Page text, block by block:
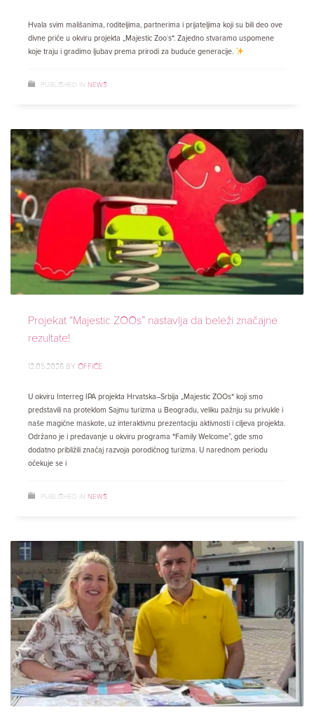
Hvala svim mališanima, roditeljima, partnerima i prijateljima koji su bili deo ove
divne priče u okviru projekta „Majestic Zoo`s“. Zajedno stvaramo uspomene
koje traju i gradimo ljubav prema prirodi za buduće generacije.
PUBLISHED IN NEWS
Projekat “Majestic ZOOs” nastavlja da beleži značajne
rezultate!
12.05.2026 BY OFFICE
U okviru Interreg IPA projekta Hrvatska–Srbija „Majestic ZOOs“ koji smo
predstavili na proteklom Sajmu turizma u Beogradu, veliku pažnju su privukle i
naše magične maskote, uz interaktivnu prezentaciju aktivnosti i ciljeva projekta.
Održano je i predavanje u okviru programa “Family Welcome”, gde smo
dodatno približili značaj razvoja porodičnog turizma. U narednom periodu
očekuje se i
PUBLISHED IN NEWS